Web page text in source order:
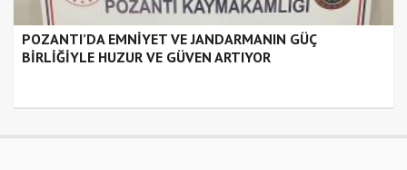
POZANTI’DA EMNİYET VE JANDARMANIN GÜÇ
BİRLİĞİYLE HUZUR VE GÜVEN ARTIYOR